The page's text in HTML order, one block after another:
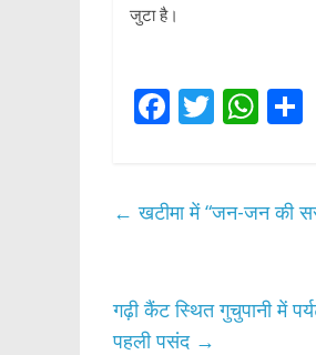
जुटा है।
F
b
k
T
er
W
s
p
← खटीमा में “जन-जन की
गढ़ी कैंट स्थित गुचुपानी में
पहली पसंद →